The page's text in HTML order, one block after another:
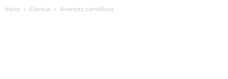
Inicio Ciencia Avances científicos